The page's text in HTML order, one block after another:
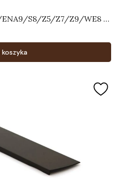
S8/Z5/Z7/Z9/WE8 -
koszyka